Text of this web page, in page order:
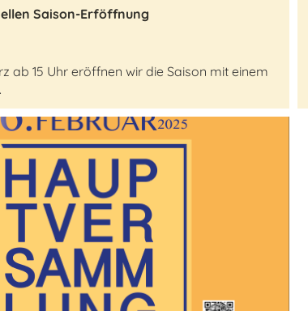
Saison-Erföffnung
ab 15 Uhr eröffnen wir die Saison mit einem